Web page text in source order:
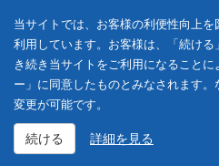
当サイトでは、お客様の利便性向上
利用しています。お客様は、「続け
き続き当サイトをご利用になること
ー」に同意したものとみなされます
変更が可能です。
続ける 詳細を見る